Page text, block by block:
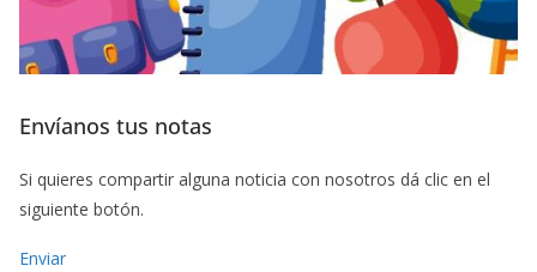
Envíanos tus notas
Si quieres compartir alguna noticia con nosotros dá clic en el
siguiente botón.
Enviar